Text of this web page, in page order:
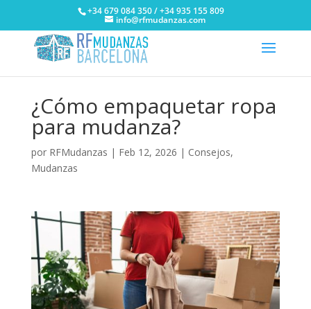
+34 679 084 350 / +34 935 155 809
info@rfmudanzas.com
¿Cómo empaquetar ropa
para mudanza?
por RFMudanzas | Feb 12, 2026 | Consejos,
Mudanzas